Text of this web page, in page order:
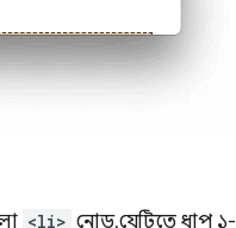
<li> নোড, যেটিতে ধাপ ১-